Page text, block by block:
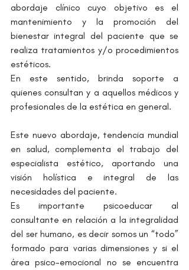
abordaje clínico cuyo objetivo es el
mantenimiento y la promoción del
bienestar integral del paciente que se
realiza tratamientos y/o procedimientos
estéticos.
En este sentido, brinda soporte a
quienes consultan y a aquellos médicos y
profesionales de la estética en general.
Este nuevo abordaje, tendencia mundial
en salud, complementa el trabajo del
especialista estético, aportando una
visión holística e integral de las
necesidades del paciente.
Es importante psicoeducar al
consultante en relación a la integralidad
del ser humano, es decir somos un “todo”
formado para varias dimensiones y si el
área psico-emocional no se encuentra